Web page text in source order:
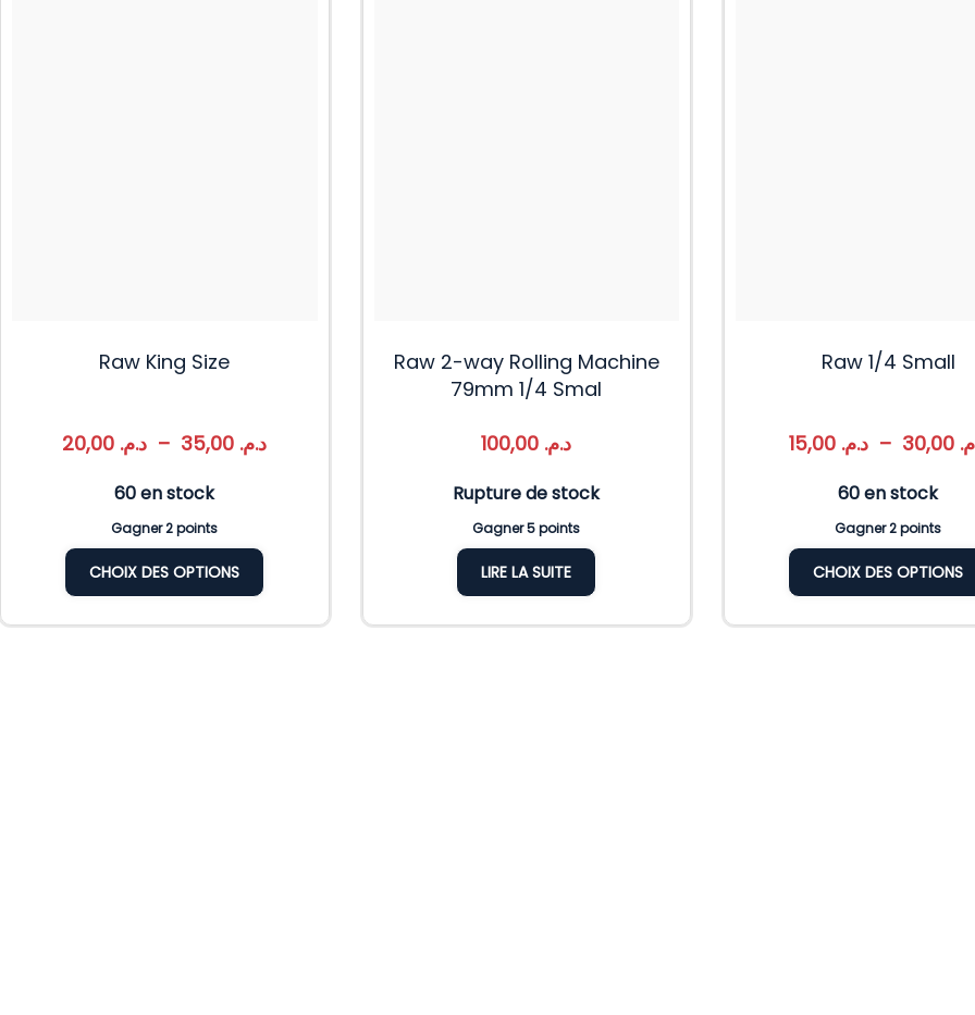
Raw King Size
د.م. – د.م.
60 en stock
Gagner 2 points
CHOIX DES OPTIONS
Raw 2-way Rolling Machine
79mm 1/4 Smal
د.م.
Rupture de stock
Gagner 5 points
LIRE LA SUITE
Raw 1/4 Small
د.م. –
60 en stock
Gagner 2 points
CHOIX DES OPTIONS